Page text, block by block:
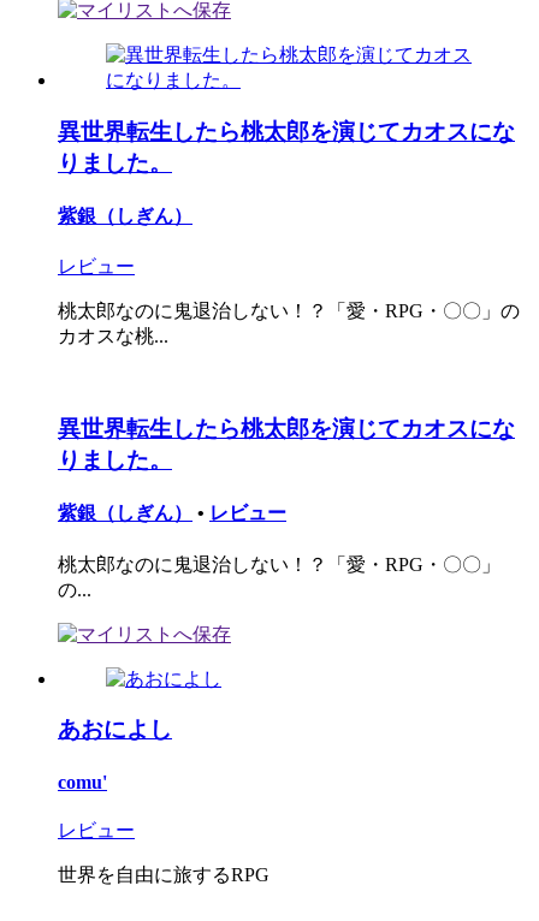
異世界転生したら桃太郎を演じてカオスにな
りました。
紫銀（しぎん）
レビュー
桃太郎なのに鬼退治しない！？「愛・RPG・〇〇」の
カオスな桃...
異世界転生したら桃太郎を演じてカオスにな
りました。
紫銀（しぎん） • レビュー
桃太郎なのに鬼退治しない！？「愛・RPG・〇〇」
の...
あおによし
comu'
レビュー
世界を自由に旅するRPG